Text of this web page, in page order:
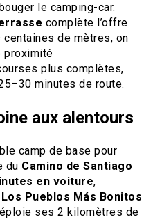
le camping-car.
complète l’offre.
de mètres, on
proximité
plus complètes,
minutes de route.
aux alentours
camp de base pour
du Camino de Santiago
en voiture,
Los Pueblos Más Bonitos
ses 2 kilomètres de